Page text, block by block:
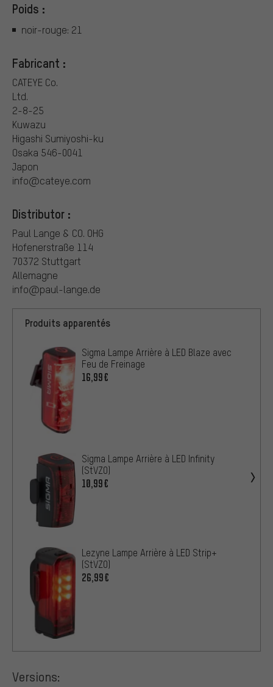
Poids :
noir-rouge: 21
Fabricant :
CATEYE Co.
Ltd.
2-8-25
Kuwazu
Higashi Sumiyoshi-ku
Osaka 546-0041
Japon
info@cateye.com
Distributor :
Paul Lange & CO. OHG
Hofenerstraße 114
70372 Stuttgart
Allemagne
info@paul-lange.de
Produits apparentés
Sigma Lampe Arrière à LED Blaze avec
Feu de Freinage
16,99€
Sigma Lampe Arrière à LED Infinity
(StVZO)
10,99€
Lezyne Lampe Arrière à LED Strip+
(StVZO)
26,99€
Versions: